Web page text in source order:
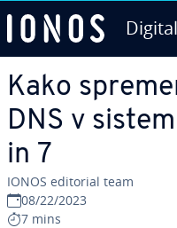
Kako
DNS v
in 7
IONOS editorial team
08/22/2023
7 mins